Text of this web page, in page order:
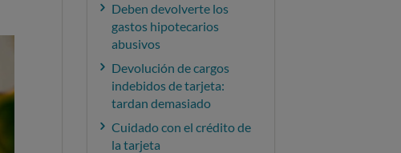
Deben devolverte los
gastos hipotecarios
abusivos
Devolución de cargos
indebidos de tarjeta:
tardan demasiado
Cuidado con el crédito de
la tarjeta